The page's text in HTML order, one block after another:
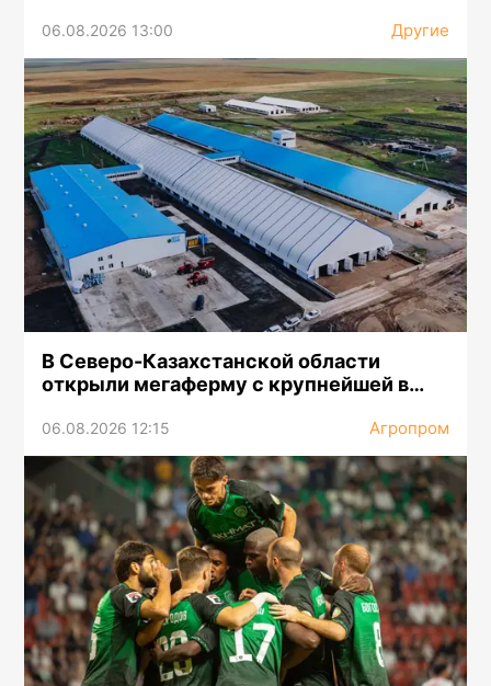
06.08.2026 13:00 Другие
В Северо-Казахстанской области
открыли мегаферму с крупнейшей в
установкой
06.08.2026 12:15 Агропром